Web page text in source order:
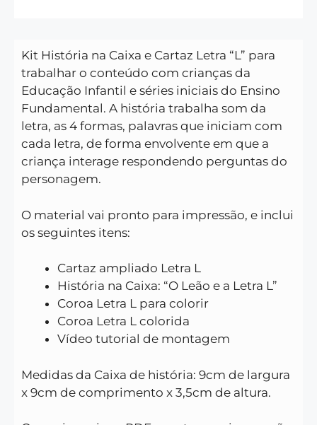
Kit História na Caixa e Cartaz Letra “L” para
trabalhar o conteúdo com crianças da
Educação Infantil e séries iniciais do Ensino
Fundamental. A história trabalha som da
letra, as 4 formas, palavras que iniciam com
cada letra, de forma envolvente em que a
criança interage respondendo perguntas do
personagem.
O material vai pronto para impressão, e inclui
os seguintes itens:
Cartaz ampliado Letra L
História na Caixa: “O Leão e a Letra L”
Coroa Letra L para colorir
Coroa Letra L colorida
Vídeo tutorial de montagem
Medidas da Caixa de história: 9cm de largura
x 9cm de comprimento x 3,5cm de altura.